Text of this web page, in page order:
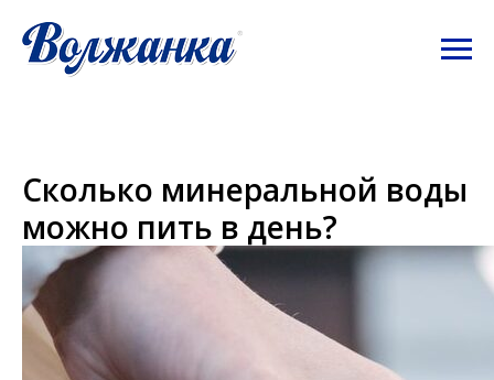
Сколько минеральной воды
можно пить в день?